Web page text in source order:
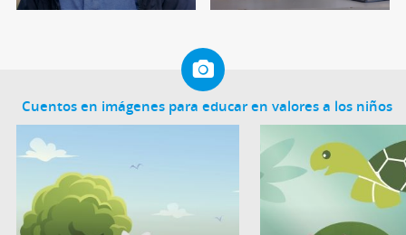
Cuentos en imágenes para educar en valores a los niños